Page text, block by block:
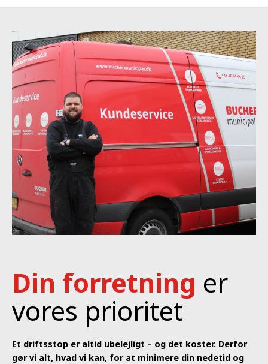
Din forretning er
vores prioritet
Et driftsstop er altid ubelejligt – og det koster. Derfor
gør vi alt, hvad vi kan, for at minimere din nedetid og